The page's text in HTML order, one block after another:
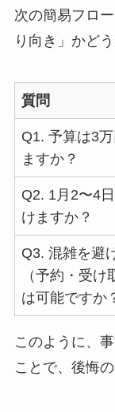
次の簡易フロ
り向き」かど
質問
Q1. 予算は3
ますか？
Q2. 1月2〜4
けますか？
Q3. 混雑を避
（予約・受け
は可能ですか
このように、
ことで、後悔